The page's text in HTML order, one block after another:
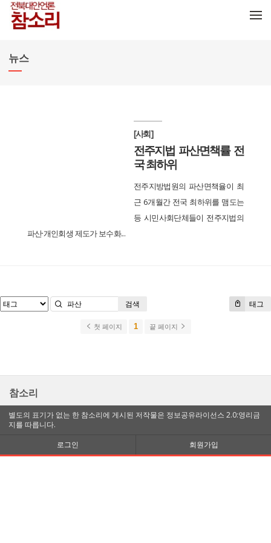
뉴스
[사회]
전주지법 파산면책률 전
국 최하위
전주지방법원의 파산면책율이 최
근 6개월간 전국 최하위를 맴도는
등 시민사회단체들이 전주지법의
파산·개인회생 제도가 보수화...
태그
검색
첫 페이지 1 끝 페이지
참소리
별도의 표기가 없는 한 참소리에 게시된 저작물은 정보공유라이선스 2.0:영리금
지를 따릅니다.
로그인
회원가입